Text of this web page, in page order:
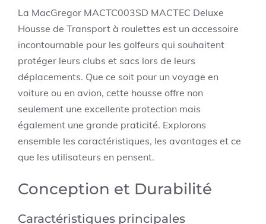
La MacGregor MACTC003SD MACTEC Deluxe
Housse de Transport à roulettes est un accessoire
incontournable pour les golfeurs qui souhaitent
protéger leurs clubs et sacs lors de leurs
déplacements. Que ce soit pour un voyage en
voiture ou en avion, cette housse offre non
seulement une excellente protection mais
également une grande praticité. Explorons
ensemble les caractéristiques, les avantages et ce
que les utilisateurs en pensent.
Conception et Durabilité
Caractéristiques principales